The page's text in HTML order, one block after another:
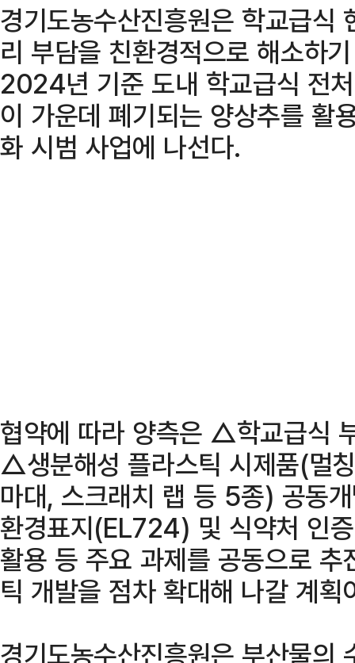
경기도농수산진흥원은 학교급식
리 부담을 친환경적으로 해소하
2024년 기준 도내 학교급식 전
이 가운데 폐기되는 양상추를
화 시범 사업에 나선다.
협약에 따라 양측은 △학교급식
△생분해성 플라스틱 시제품(멀
마대, 스크래치 랩 등 5종) 공
환경표지(EL724) 및 식약처 인
활용 등 주요 과제를 공동으로
틱 개발을 점차 확대해 나갈 계획
경기도농수산진흥원은 부산물의